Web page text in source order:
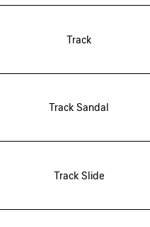
Track
Track Sandal
Track Slide